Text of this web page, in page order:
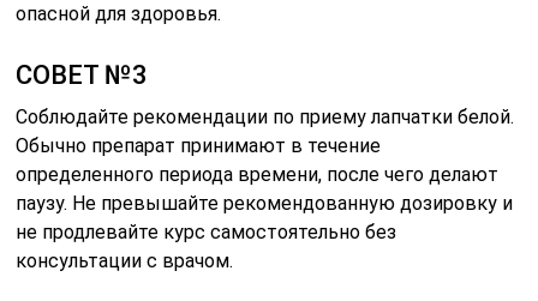
опасной для здоровья.
СОВЕТ №3
Соблюдайте рекомендации по приему лапчатки белой.
Обычно препарат принимают в течение
определенного периода времени, после чего делают
паузу. Не превышайте рекомендованную дозировку и
не продлевайте курс самостоятельно без
консультации с врачом.